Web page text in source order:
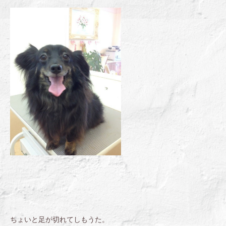
ちょいと足が切れてしもうた。